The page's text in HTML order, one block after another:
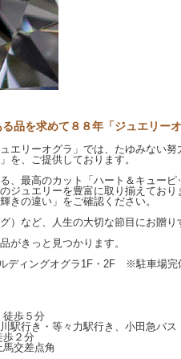
品を求めて８８年「ジュエリーオ
エリーオグラ」では、たゆみない
を、ご提供しております。
、最高のカット「ハート＆キュー
ジュエリーを豊富に取り揃えており
きの違い」をご確認ください。
）など、人生の大切な節目にお贈
がきっと見つかります。
ディングオグラ1F・2F ※駐車場完
徒歩５分
駅行き・等々力駅行き、小田急バ
歩２分
馬交差点角